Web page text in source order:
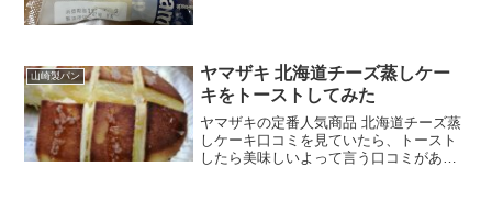
面でちょっと意表突かれた...
山崎製パン
ヤマザキ 北海道チーズ蒸しケー
キをトーストしてみた
ヤマザキの定番人気商品 北海道チーズ蒸
しケーキ口コミを見ていたら、トースト
したら美味しいよって言う口コミがあり